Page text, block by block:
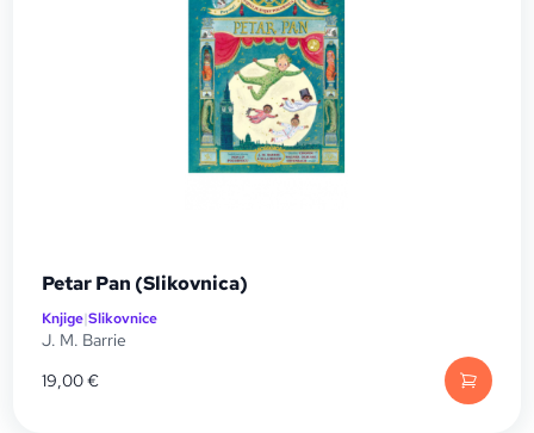
Petar Pan (Slikovnica)
Knjige|Slikovnice
J. M. Barrie
19,00€